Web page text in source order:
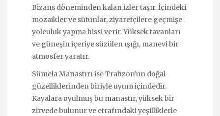
Bizans döneminden kalan izler taşır. İçindeki
mozaikler ve sütunlar, ziyaretçilere geçmişe
yolculuk yapma hissi verir. Yüksek tavanları
ve güneşin içeriye süzülen ışığı, manevi bir
atmosfer yaratır.
Sümela Manastırı ise Trabzon'un doğal
güzelliklerinden biriyle uyum içindedir.
Kayalara oyulmuş bu manastır, yüksek bir
zirvede bulunur ve etrafındaki yeşilliklerle